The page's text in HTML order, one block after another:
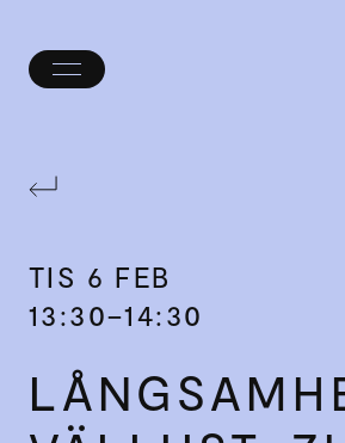
Öppna/stäng
TIS 6 FEB
13:30–14:30